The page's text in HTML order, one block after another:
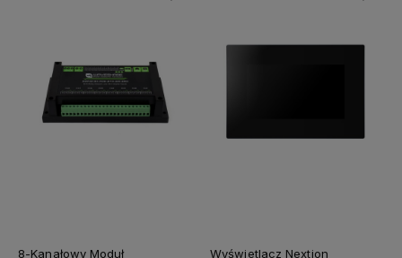
8-Kanałowy Moduł
Wyświetlacz Nextion